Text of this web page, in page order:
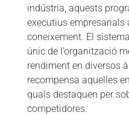
indústria, aquests
executius empresarials
coneixement. El
únic de l’organització
rendiment en diversos
recompensa aquelles
quals destaquen per
competidores.